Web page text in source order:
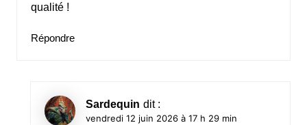
qualité !
Répondre
Sardequin dit :
vendredi 12 juin 2026 à 17 h 29 min